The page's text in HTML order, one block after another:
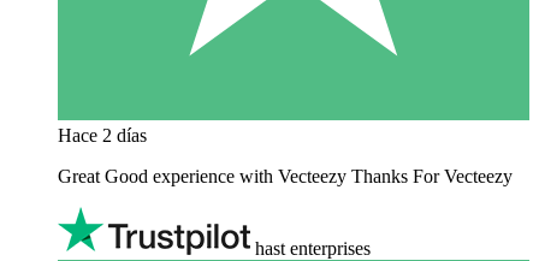
Hace 2 días
Great Good experience with Vecteezy Thanks For Vecteezy
hast enterprises